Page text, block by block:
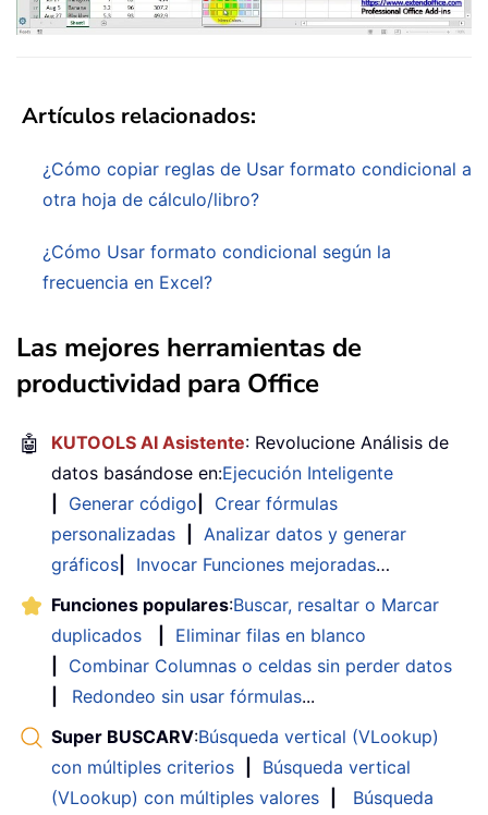
Artículos relacionados:
¿Cómo copiar reglas de Usar formato condicional a
otra hoja de cálculo/libro?
¿Cómo Usar formato condicional según la
frecuencia en Excel?
Las mejores herramientas de
productividad para Office
🤖 KUTOOLS AI Asistente: Revolucione Análisis de
datos basándose en:Ejecución Inteligente
Generar código
Crear fórmulas
personalizadas
Analizar datos y generar
gráficos
Invocar Funciones mejoradas…
Funciones populares:Buscar, resaltar o Marcar
duplicados
Eliminar filas en blanco
Combinar Columnas o celdas sin perder datos
Redondeo sin usar fórmulas...
Super BUSCARV:Búsqueda vertical (VLookup)
con múltiples criterios
Búsqueda vertical
(VLookup) con múltiples valores
Búsqueda